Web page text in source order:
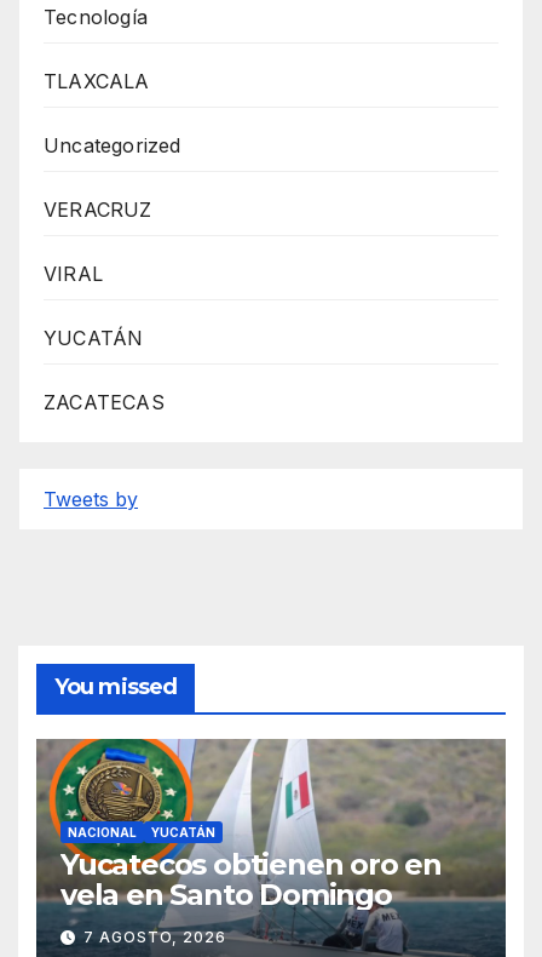
Tecnología
TLAXCALA
Uncategorized
VERACRUZ
VIRAL
YUCATÁN
ZACATECAS
Tweets by
You missed
NACIONAL YUCATÁN
Yucatecos obtienen oro en
vela en Santo Domingo
7 AGOSTO, 2026